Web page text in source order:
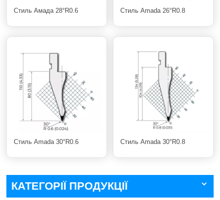
Стиль Амада 28°R0.6 Стиль Amada 26°R0.8
Стиль Amada 30°R0.6 Стиль Amada 30°R0.8
КАТЕГОРІЇ ПРОДУКЦІЇ